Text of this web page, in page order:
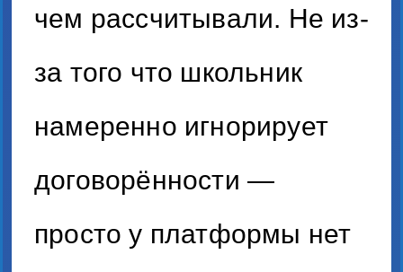
чем рассчитывали. Не из-
за того что школьник
намеренно игнорирует
договорённости —
просто у платформы нет